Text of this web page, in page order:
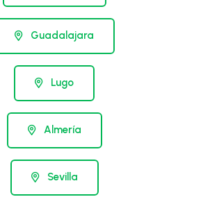
Guadalajara
Lugo
Almería
Sevilla